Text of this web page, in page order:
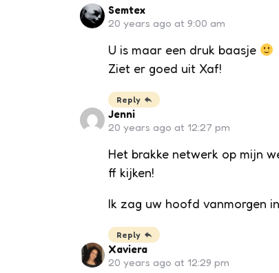
Semtex
20 years ago at 9:00 am
U is maar een druk baasje
Ziet er goed uit Xaf!
Reply
Jenni
20 years ago at 12:27 pm
Het brakke netwerk op mijn
ff kijken!
Ik zag uw hoofd vanmorgen
Reply
Xaviera
20 years ago at 12:29 pm